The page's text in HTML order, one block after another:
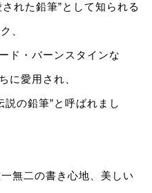
れた鉛筆”として知られる
、
ド・バーンスタインな
に愛用され、
の鉛筆”と呼ばれまし
無二の書き心地、美しい